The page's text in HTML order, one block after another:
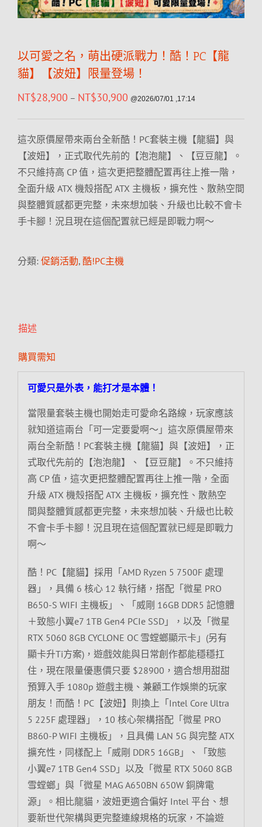
以可愛之名，萌出硬派戰力！酷！PC【龍
貓】【波妞】限量登場！
NT$28,900 – NT$30,900 @2026/07/01 ,17:14
這次原價屋帶來兩台全新酷！PC套裝主機【龍貓】與
【波妞】，正式取代先前的【泡泡龍】、【豆豆龍】。
不只維持高 CP 值，這次更把整體配置再往上推一階，
全面升級 ATX 機殼搭配 ATX 主機板，擴充性、散熱空間
與整體質感都更完整，未來想加裝、升級也比較不會卡
手卡腳！況且現在這個配置就已經是即戰力啊～
分類: 促銷活動, 酷!PC主機
描述
購買需知
可愛只是外表，能打才是本體！
當限量套裝主機也開始走可愛命名路線，玩家應該
就知道這兩台「可一定要愛啊～」這次原價屋帶來
兩台全新酷！PC套裝主機【龍貓】與【波妞】，正
式取代先前的【泡泡龍】、【豆豆龍】。不只維持
高 CP 值，這次更把整體配置再往上推一階，全面
升級 ATX 機殼搭配 ATX 主機板，擴充性、散熱空
間與整體質感都更完整，未來想加裝、升級也比較
不會卡手卡腳！況且現在這個配置就已經是即戰力
啊～
酷！PC【龍貓】採用「AMD Ryzen 5 7500F 處理
器」，具備 6 核心 12 執行緒，搭配「微星 PRO
B650-S WIFI 主機板」、「威剛 16GB DDR5 記憶體
＋致態小翼e7 1TB Gen4 PCIe SSD」，以及「微星
RTX 5060 8GB CYCLONE OC 雪螳螂顯示卡」(另有
顯卡升Ti方案)，遊戲效能與日常創作都能穩穩扛
住，現在限量優惠價只要 $28900，適合想用甜甜
預算入手 1080p 遊戲主機、兼顧工作娛樂的玩家
朋友！而酷！PC【波妞】則換上「Intel Core Ultra
5 225F 處理器」，10 核心架構搭配「微星 PRO
B860-P WIFI 主機板」，且具備 LAN 5G 與完整 ATX
擴充性，同樣配上「威剛 DDR5 16GB」、「致態
小翼e7 1TB Gen4 SSD」以及「微星 RTX 5060 8GB
雪螳螂」與「微星 MAG A650BN 650W 銅牌電
源」。相比龍貓，波妞更適合偏好 Intel 平台、想
要新世代架構與更完整連線規格的玩家，不論遊